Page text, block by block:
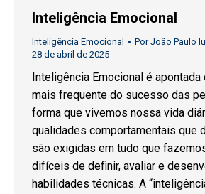
Inteligência Emocional
Inteligência Emocional PorJoão Paulo
28 de abril de 2025
Inteligência Emocional é apontada
mais frequente do sucesso das
forma que vivemos nossa vida
qualidades comportamentais que
são exigidas em tudo que
difíceis de definir, avaliar e
habilidades técnicas. A